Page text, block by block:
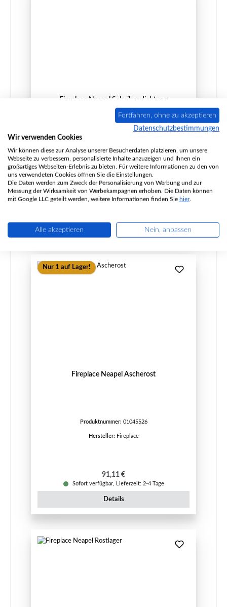
Fireplace Neapel Scheibendichtung
Produktnummer: 01024691
Hersteller:Fireplace
Inhalt: 2 Meter (18,32 € / 1 Meter)
Regulärer Preis:
36,64 €
Details
Nur 1 auf Lager!
Fireplace Neapel Ascherost
Produktnummer: 01045526
Hersteller: Fireplace
Regulärer Preis:
91,11 €
Sofort verfügbar, Lieferzeit: 2-4 Tage
Details
Fortfahren, ohne zu akzeptieren
Datenschutzbestimmungen
Wir verwenden Cookies
Wir können diese zur Analyse unserer Besucherdaten platzieren, um unsere
Webseite zu verbessern, personalisierte Inhalte anzuzeigen und Ihnen ein
großartiges Webseiten-Erlebnis zu bieten. Für weitere Informationen zu den von
uns verwendeten Cookies öffnen Sie die Einstellungen.
Die Daten werden zum Zweck der Personalisierung von Werbung und zur
Messung der Wirksamkeit von Werbekampagnen erhoben. Die Daten können
mit Google LLC geteilt werden, weitere Informationen finden Sie hier.
Alle akzeptieren Nein, anpassen